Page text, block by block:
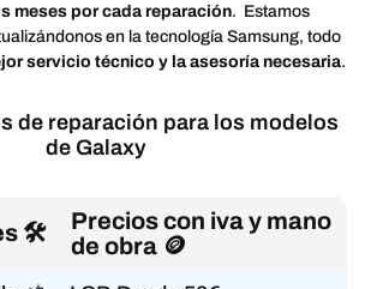
meses por cada reparación. Estamos
en la tecnología Samsung, todo
servicio técnico y la asesoría necesaria.
de reparación para los modelos
de Galaxy
🛠️
Precios con iva y mano
de obra 🪙